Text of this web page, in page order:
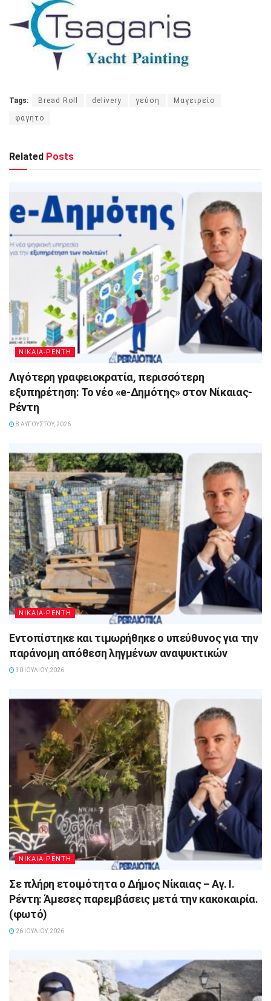
Tags: Bread Roll delivery γεύση Μαγειρείο
φαγητο
Related Posts
ΝΙΚΑΙΑ-ΡΕΝΤΗ
Λιγότερη γραφειοκρατία, περισσότερη
εξυπηρέτηση: Το νέο «e-Δημότης» στον Νίκαιας-
Ρέντη
8 ΑΥΓΟΎΣΤΟΥ, 2026
ΝΙΚΑΙΑ-ΡΕΝΤΗ
Εντοπίστηκε και τιμωρήθηκε ο υπεύθυνος για την
παράνομη απόθεση ληγμένων αναψυκτικών
30 ΙΟΥΛΊΟΥ, 2026
ΝΙΚΑΙΑ-ΡΕΝΤΗ
Σε πλήρη ετοιμότητα ο Δήμος Νίκαιας – Αγ. Ι.
Ρέντη: Άμεσες παρεμβάσεις μετά την κακοκαιρία.
(φωτό)
26 ΙΟΥΛΊΟΥ, 2026